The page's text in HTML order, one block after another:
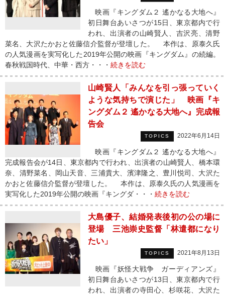
映画『キングダム２ 遙かなる大地へ』
初日舞台あいさつが15日、東京都内で行
われ、出演者の山崎賢人、吉沢亮、清野
菜名、大沢たかおと佐藤信介監督が登壇した。 本作は、原泰久氏
の人気漫画を実写化した2019年公開の映画『キングダム』の続編。
春秋戦国時代、中華・西方・・・ 続きを読む
山崎賢人「みんなを引っ張っていく
ような気持ちで演じた」 映画『キ
ングダム２ 遙かなる大地へ』完成報
告会
TOPICS 2022年6月14日
映画『キングダム２ 遙かなる大地へ』
完成報告会が14日、東京都内で行われ、出演者の山崎賢人、橋本環
奈、清野菜名、岡山天音、三浦貴大、濱津隆之、豊川悦司、大沢た
かおと佐藤信介監督が登壇した。 本作は、原泰久氏の人気漫画を
実写化した2019年公開の映画『キングダ・・・ 続きを読む
大島優子、結婚発表後初の公の場に
登場 三池崇史監督「林遣都になり
たい」
TOPICS 2021年8月13日
映画『妖怪大戦争 ガーディアンズ』
初日舞台あいさつが13日、東京都内で行
われ、出演者の寺田心、杉咲花、大沢た